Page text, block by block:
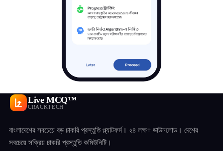
Live MCQ™
CRACKTECH
বাংলাদেশের সবচেয়ে বড় চাকরি প্রস্তুতি প্ল্যাটফর্ম। ২৪ লক্ষ+ ডাউনলোড। দেশের
সবচেয়ে সক্রিয় চাকরি প্রস্তুতি কমিউনিটি।